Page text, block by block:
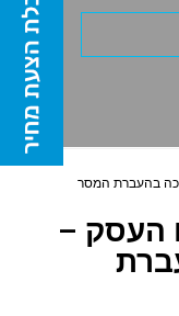
בהעברת המסר
העסק –